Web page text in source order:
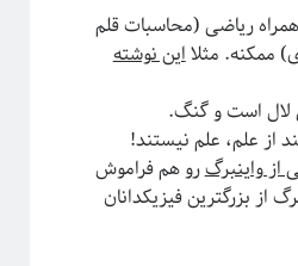
انتروپی
برآمدگی
ترویج علم
روایتگری در علم
ریاضی (محاسبات قلم
ممکنه. مثلااین نوشته
لال است و گنگ.
از علم، علم نیستند!
از واینبرگرو هم فراموش
از بزرگترین فیزیکدانان